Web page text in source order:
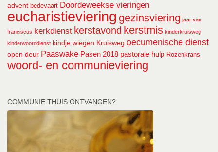
advent bedevaart Doordeweekse vieringen
eucharistieviering gezinsviering jaar van
franciscus kerkdienst kerstavond kerstmis kinderkruisweg
kinderwoorddienst kindje wiegen Kruisweg oecumenische dienst
open deur Paaswake Pasen 2018 pastorale hulp Rozenkrans
woord- en communieviering
COMMUNIE THUIS ONTVANGEN?